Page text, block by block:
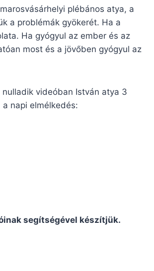
plébános atya, a
a problémák gyökerét. Ha a
Ha gyógyul az ember és az
most és a jövőben gyógyul az
videóban István atya 3
napi elmélkedés:
segítségével készítjük.